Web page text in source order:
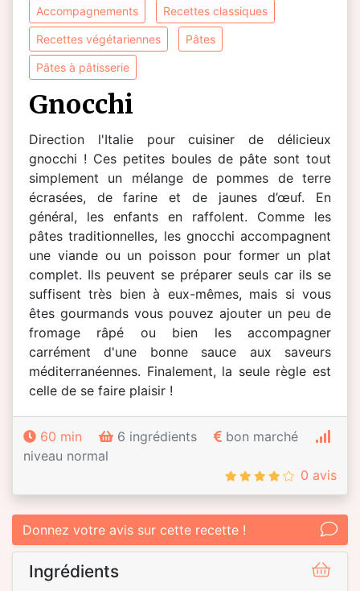
accompagnements recettes classiques
recettes végétariennes pâtes
pâtes à pâtisserie
gnocchi
Direction l'Italie pour cuisiner de délicieux
gnocchi ! Ces petites boules de pâte sont tout
simplement un mélange de pommes de terre
écrasées, de farine et de jaunes d’œuf. En
général, les enfants en raffolent. Comme les
pâtes traditionnelles, les gnocchi accompagnent
une viande ou un poisson pour former un plat
complet. Ils peuvent se préparer seuls car ils se
suffisent très bien à eux-mêmes, mais si vous
êtes gourmands vous pouvez ajouter un peu de
fromage râpé ou bien les accompagner
carrément d'une bonne sauce aux saveurs
méditerranéennes. Finalement, la seule règle est
celle de se faire plaisir !
60 min 6 ingrédients
bon marché
niveau normal
0 avis
Donnez votre avis sur cette recette !
Ingrédients